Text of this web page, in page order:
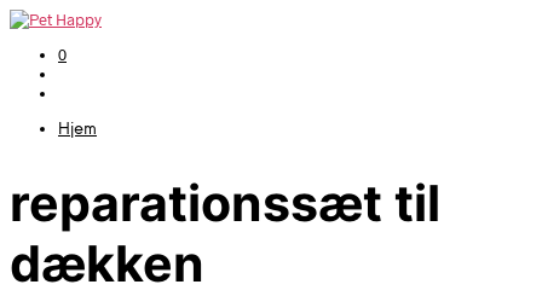
0
Hjem
reparationssæt til
dækken